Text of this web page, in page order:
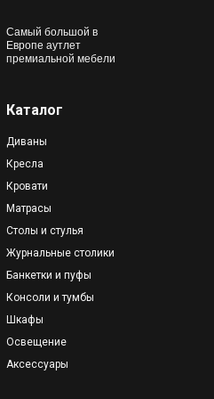
Кресла
Столы и стулья
Матрасы
Шкафы
Освещение
Диваны
Журнальные столики
Банкетки и пуфы
Аксессуары
Консоли и тумбы
Кровати
Самый большой в
Европе аутлет
премиальной мебели
Каталог